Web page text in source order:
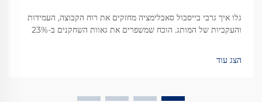
גלו איך גרבי בייסבול סאבלימציה מחזקים את רוח הקבוצה, העמידות
והעקביות של המותג. הוכח שמשפרים את גאוות השחקנים ב-23%
הצג עוד